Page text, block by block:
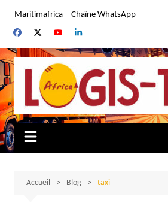
contenu
Maritimafrica Chaîne WhatsApp
Accueil Blog taxi